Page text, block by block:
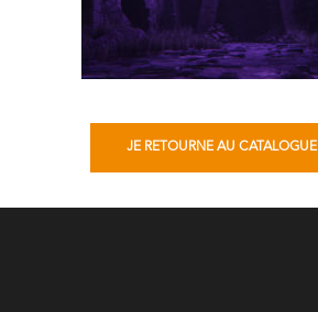
JE RETOURNE AU CATALOGUE